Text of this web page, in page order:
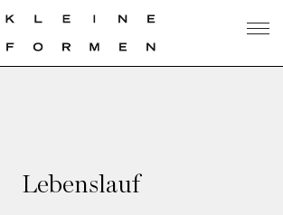
Lebenslauf